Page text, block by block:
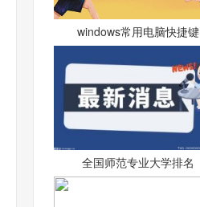
windows常用电脑快捷键
全国师范专业大学排名